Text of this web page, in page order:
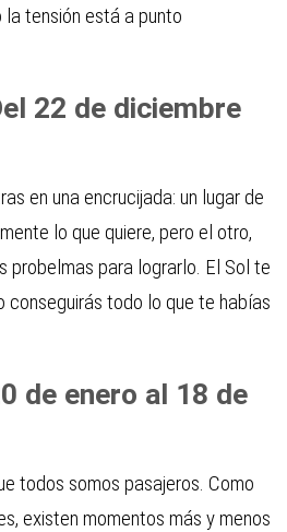
tensión está a punto
22 de diciembre
en una encrucijada: un lugar de
lo que quiere, pero el otro,
probelmas para lograrlo. El Sol te
conseguirás todo lo que te habías
de enero al 18 de
todos somos pasajeros. Como
existen momentos más y menos